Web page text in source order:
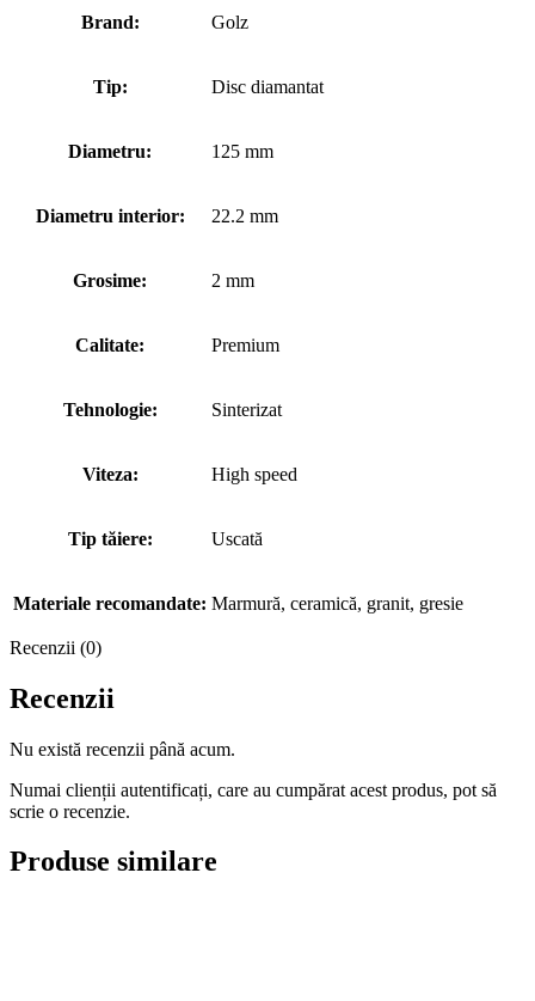
Brand: Golz
Tip: Disc diamantat
Diametru: 125 mm
Diametru interior: 22.2 mm
Grosime: 2 mm
Calitate: Premium
Tehnologie: Sinterizat
Viteza: High speed
Tip tăiere: Uscată
Materiale recomandate: Marmură, ceramică, granit, gresie
Recenzii (0)
Recenzii
Nu există recenzii până acum.
Numai clienții autentificați, care au cumpărat acest produs, pot să
scrie o recenzie.
Produse similare